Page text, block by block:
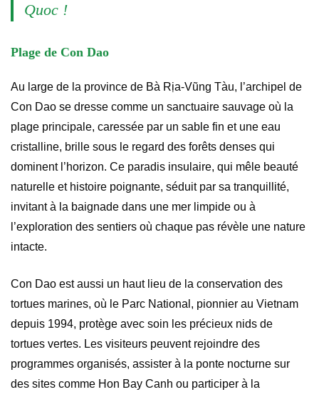
Quoc !
Plage de Con Dao
Au large de la province de Bà Rịa-Vũng Tàu, l’archipel de
Con Dao se dresse comme un sanctuaire sauvage où la
plage principale, caressée par un sable fin et une eau
cristalline, brille sous le regard des forêts denses qui
dominent l’horizon. Ce paradis insulaire, qui mêle beauté
naturelle et histoire poignante, séduit par sa tranquillité,
invitant à la baignade dans une mer limpide ou à
l’exploration des sentiers où chaque pas révèle une nature
intacte.
Con Dao est aussi un haut lieu de la conservation des
tortues marines, où le Parc National, pionnier au Vietnam
depuis 1994, protège avec soin les précieux nids de
tortues vertes. Les visiteurs peuvent rejoindre des
programmes organisés, assister à la ponte nocturne sur
des sites comme Hon Bay Canh ou participer à la